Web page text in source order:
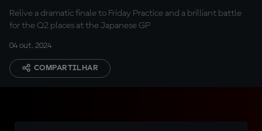
Relive a dramatic finale to Friday Practice and a brilliant battle
for the Q2 places at the Japanese GP
04 out. 2024
COMPARTILHAR